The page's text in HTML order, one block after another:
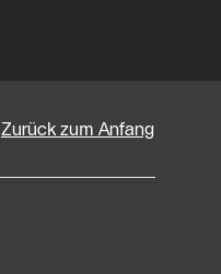
Zurück zum Anfang